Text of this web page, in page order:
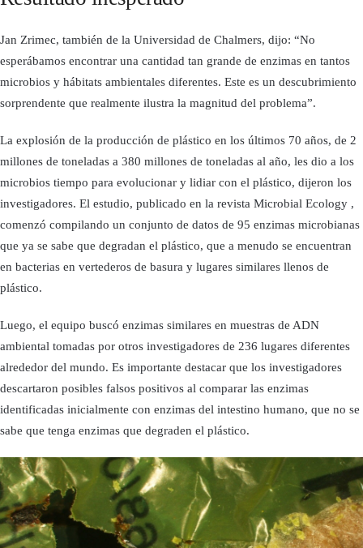
Jan Zrimec, también de la Universidad de Chalmers, dijo: “No
esperábamos encontrar una cantidad tan grande de enzimas en tantos
microbios y hábitats ambientales diferentes. Este es un descubrimiento
sorprendente que realmente ilustra la magnitud del problema”.
La explosión de la producción de plástico en los últimos 70 años, de 2
millones de toneladas a 380 millones de toneladas al año, les dio a los
microbios tiempo para evolucionar y lidiar con el plástico, dijeron los
investigadores. El estudio, publicado en la revista Microbial Ecology ,
comenzó compilando un conjunto de datos de 95 enzimas microbianas
que ya se sabe que degradan el plástico, que a menudo se encuentran
en bacterias en vertederos de basura y lugares similares llenos de
plástico.
Luego, el equipo buscó enzimas similares en muestras de ADN
ambiental tomadas por otros investigadores de 236 lugares diferentes
alrededor del mundo. Es importante destacar que los investigadores
descartaron posibles falsos positivos al comparar las enzimas
identificadas inicialmente con enzimas del intestino humano, que no se
sabe que tenga enzimas que degraden el plástico.